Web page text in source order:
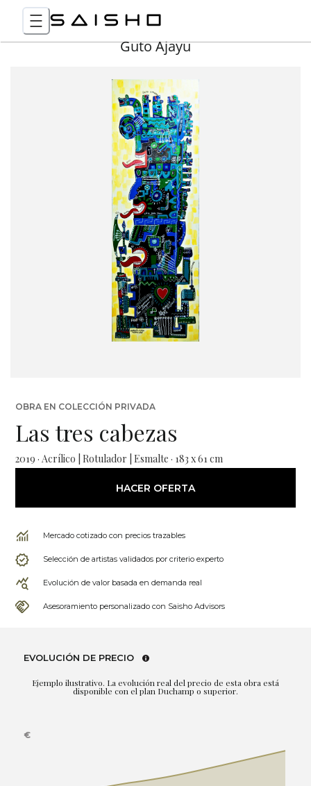
Guto Ajayu
OBRA EN COLECCIÓN PRIVADA
Las tres cabezas
2019 · Acrílico | Rotulador | Esmalte · 183 x 61 cm
HACER OFERTA
Mercado cotizado con precios trazables
Selección de artistas validados por criterio experto
Evolución de valor basada en demanda real
Asesoramiento personalizado con Saisho Advisors
EVOLUCIÓN DE PRECIO
Ejemplo ilustrativo. La evolución real del precio de esta obra está
disponible con el plan Duchamp o superior.